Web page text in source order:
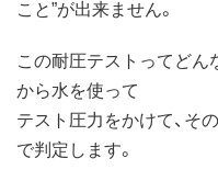
こと”が出来ません。
この耐圧テストってどん
から水を使って
テスト圧力をかけて、そ
で判定します。